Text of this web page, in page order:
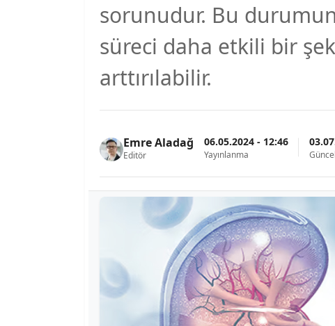
sorunudur. Bu
süreci daha etkili bir
arttırılabilir.
Emre Aladağ
Editör
06.05.2024 - 12:46
Yayınlanma